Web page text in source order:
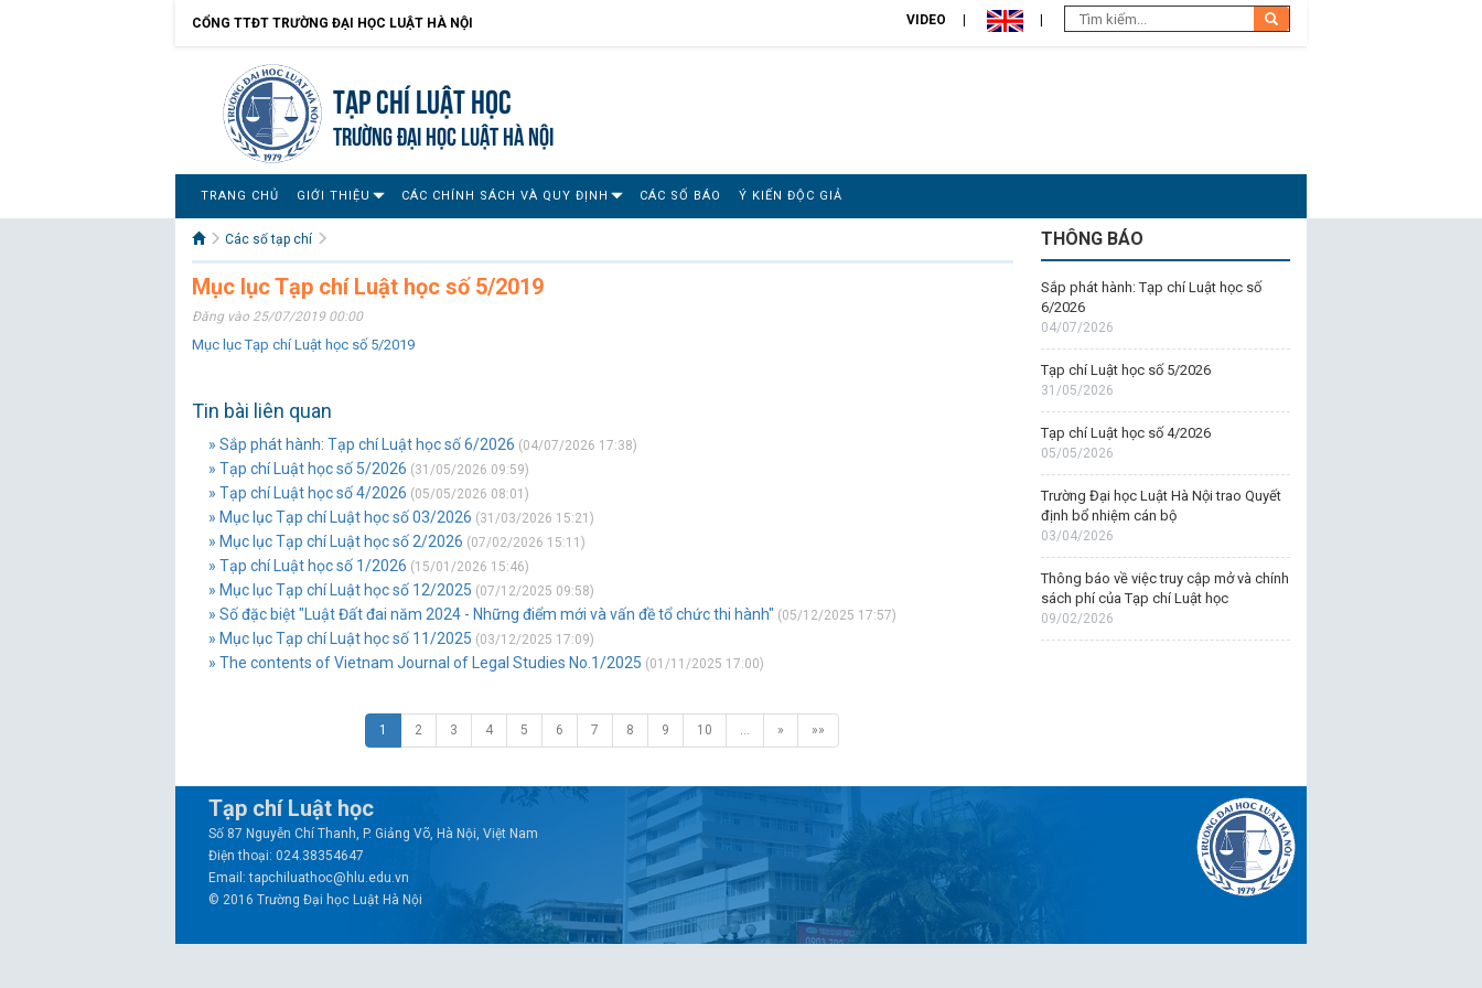
CỔNG TTĐT TRƯỜNG ĐẠI HỌC LUẬT HÀ NỘI VIDEO
Tạp chí Luật học
TRƯỜNG ĐẠI HỌC LUẬT HÀ NỘI
TRANG CHỦ GIỚI THIỆU CÁC CHÍNH SÁCH VÀ QUY ĐỊNH CÁC SỐ BÁO Ý KIẾN ĐỘC GIẢ
Các số tạp chí
Mục lục Tạp chí Luật học số 5/2019
Đăng vào 25/07/2019 00:00
Mục lục Tạp chí Luật học số 5/2019
Tin bài liên quan
» Sắp phát hành: Tạp chí Luật học số 6/2026 (04/07/2026 17:38)
» Tạp chí Luật học số 5/2026 (31/05/2026 09:59)
» Tạp chí Luật học số 4/2026 (05/05/2026 08:01)
» Mục lục Tạp chí Luật học số 03/2026 (31/03/2026 15:21)
» Mục lục Tạp chí Luật học số 2/2026 (07/02/2026 15:11)
» Tạp chí Luật học số 1/2026 (15/01/2026 15:46)
» Mục lục Tạp chí Luật học số 12/2025 (07/12/2025 09:58)
» Số đặc biệt "Luật Đất đai năm 2024 - Những điểm mới và vấn đề tổ chức thi hành" (05/12/2025 17:57)
» Mục lục Tạp chí Luật học số 11/2025 (03/12/2025 17:09)
» The contents of Vietnam Journal of Legal Studies No.1/2025 (01/11/2025 17:00)
1 2 3 4 5 6 7 8 9 10 … » »»
THÔNG BÁO
Sắp phát hành: Tạp chí Luật học số
6/2026
04/07/2026
Tạp chí Luật học số 5/2026
31/05/2026
Tạp chí Luật học số 4/2026
05/05/2026
Trường Đại học Luật Hà Nội trao Quyết
định bổ nhiệm cán bộ
03/04/2026
Thông báo về việc truy cập mở và chính
sách phí của Tạp chí Luật học
09/02/2026
Tạp chí Luật học
Số 87 Nguyễn Chí Thanh, P. Giảng Võ, Hà Nội, Việt Nam
Điện thoại: 024.38354647
Email: tapchiluathoc@hlu.edu.vn
© 2016 Trường Đại học Luật Hà Nội